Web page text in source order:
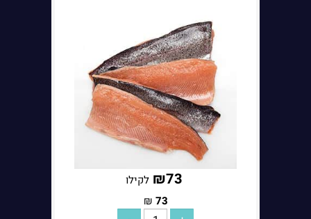
₪73
לקילו
73
₪